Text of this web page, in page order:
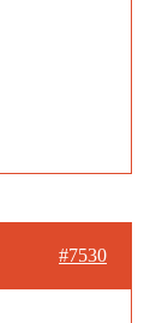
#7530